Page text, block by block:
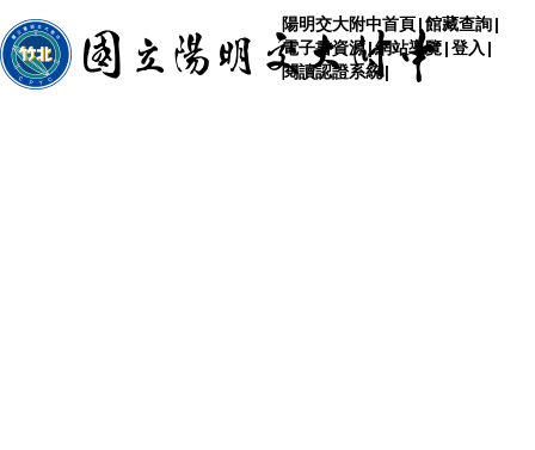
陽明交大附中首頁|館藏查詢|
電子書資源|網站導覽|登入 |
閱讀認證系統 |